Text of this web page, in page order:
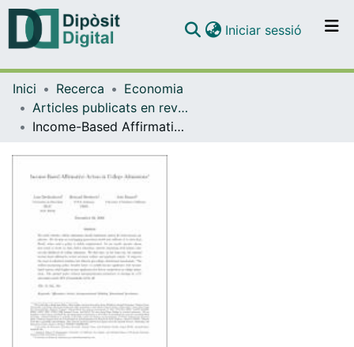
Navega per tot el DD
Com publicar
Contacte
Iniciar sessió (current)
Inici Recerca
Economia
Articles publicats en revistes (Economia)
Income-Based Affirmative Action in College Admissions Acció afirmativa basada en la renda en l'admissió a la universitat